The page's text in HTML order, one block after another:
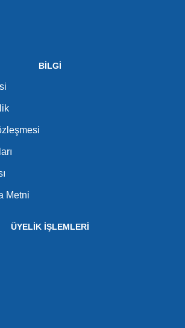
BİLGİ
Metni
ÜYELİK İŞLEMLERİ